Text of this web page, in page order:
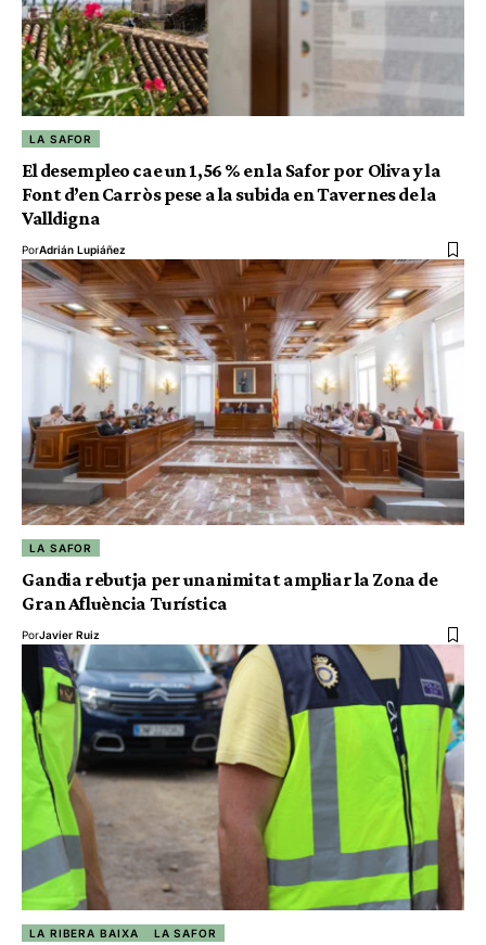
LA SAFOR
El desempleo cae un 1,56 % en la Safor por Oliva y la
Font d’en Carròs pese a la subida en Tavernes de la
Valldigna
PorAdrián Lupiáñez
LA SAFOR
Gandia rebutja per unanimitat ampliar la Zona de
Gran Afluència Turística
PorJavier Ruiz
LA RIBERA BAIXA LA SAFOR